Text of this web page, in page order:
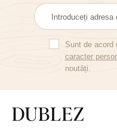
Sunt de acord
caracter
noutăți.